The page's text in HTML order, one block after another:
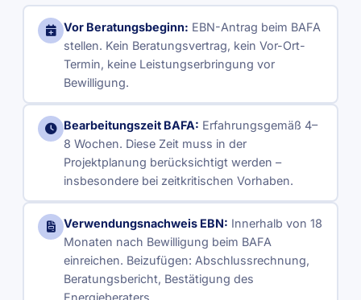
Vor Beratungsbeginn: EBN-Antrag beim BAFA
stellen. Kein Beratungsvertrag, kein Vor-Ort-
Termin, keine Leistungserbringung vor
Bewilligung.
Bearbeitungszeit BAFA: Erfahrungsgemäß 4–
8 Wochen. Diese Zeit muss in der
Projektplanung berücksichtigt werden –
insbesondere bei zeitkritischen Vorhaben.
Verwendungsnachweis EBN: Innerhalb von 18
Monaten nach Bewilligung beim BAFA
einreichen. Beizufügen: Abschlussrechnung,
Beratungsbericht, Bestätigung des
Energieberaters.